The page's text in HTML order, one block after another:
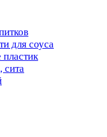
для соуса
сита